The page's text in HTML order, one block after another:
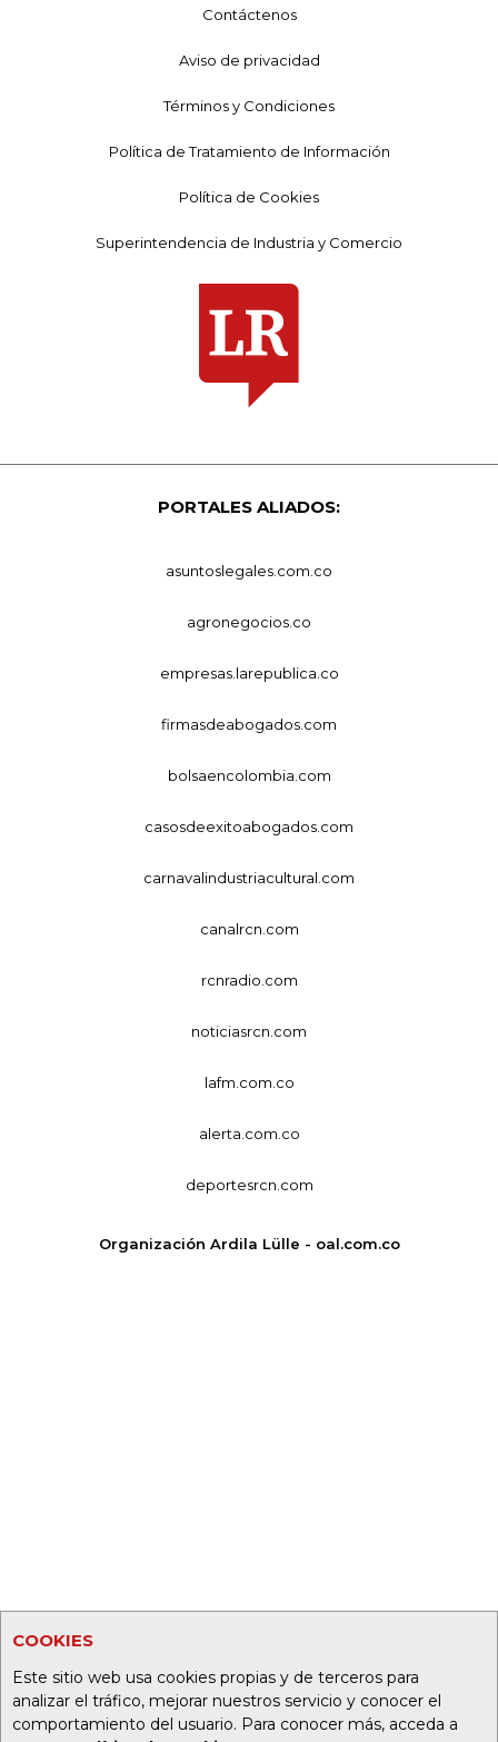
COOKIES
Este sitio web usa cookies propias y de terceros para
analizar el tráfico, mejorar nuestros servicio y conocer el
comportamiento del usuario. Para conocer más, acceda a
Contáctenos
Aviso de privacidad
Términos y Condiciones
Política de Tratamiento de Información
Política de Cookies
Superintendencia de Industria y Comercio
PORTALES ALIADOS:
asuntoslegales.com.co
agronegocios.co
empresas.larepublica.co
firmasdeabogados.com
bolsaencolombia.com
casosdeexitoabogados.com
carnavalindustriacultural.com
canalrcn.com
rcnradio.com
noticiasrcn.com
lafm.com.co
alerta.com.co
deportesrcn.com
Organización Ardila Lülle - oal.com.co